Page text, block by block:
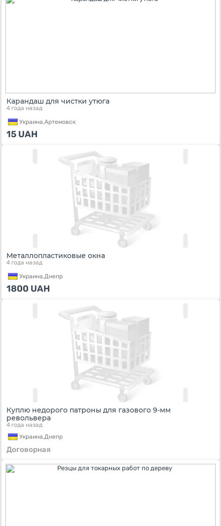
Карандаш для чистки утюга
4 года назад
Украина,Артемовск
15 UAH
Металлопластиковые окна
4 года назад
Украина,Днепр
1800 UAH
Куплю недорого патроны для газового 9-мм
револьвера
4 года назад
Украина,Днепр
Договорная